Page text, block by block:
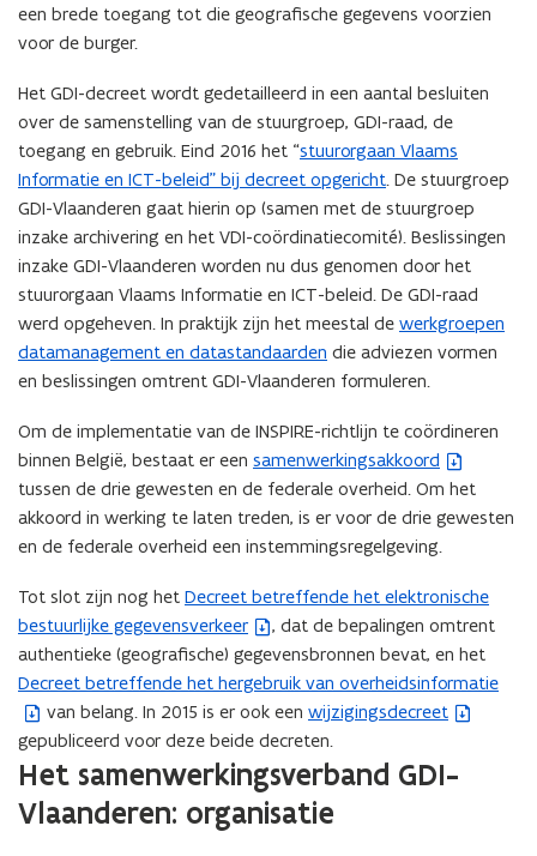
a
o
p
e
n
t
i
n
n
i
e
u
e
t
e
r
)
een brede toegang tot die geografische gegevens voorzien
voor de burger.
Het GDI-decreet wordt gedetailleerd in een aantal besluiten
over de samenstelling van de stuurgroep, GDI-raad, de
toegang en gebruik. Eind 2016 het “stuurorgaan Vlaams
Informatie en ICT-beleid” bij decreet opgericht. De stuurgroep
GDI-Vlaanderen gaat hierin op (samen met de stuurgroep
inzake archivering en het VDI-coördinatiecomité). Beslissingen
inzake GDI-Vlaanderen worden nu dus genomen door het
stuurorgaan Vlaams Informatie en ICT-beleid. De GDI-raad
werd opgeheven. In praktijk zijn het meestal de werkgroepen
datamanagement en datastandaarden die adviezen vormen
en beslissingen omtrent GDI-Vlaanderen formuleren.
Om de implementatie van de INSPIRE-richtlijn te coördineren
binnen België, bestaat er een samenwerkingsakkoord
(
b
e
s
a
n
d
o
p
e
n
t
tussen de drie gewesten en de federale overheid. Om het
akkoord in werking te laten treden, is er voor de drie gewesten
en de federale overheid een instemmingsregelgeving.
Tot slot zijn nog het Decreet betreffende het elektronische
bestuurlijke gegevensverkeer
(
b
e
s
t
a
n
o
, dat de bepalingen omtrent
authentieke (geografische) gegevensbronnen bevat, en het
Decreet betreffende het hergebruik van overheidsinformatie
(
b
e
s
t
a
van belang. In 2015 is er ook een wijzigingsdecreet
(
b
e
s
t
gepubliceerd voor deze beide decreten.
Het samenwerkingsverband GDI-
Vlaanderen: organisatie